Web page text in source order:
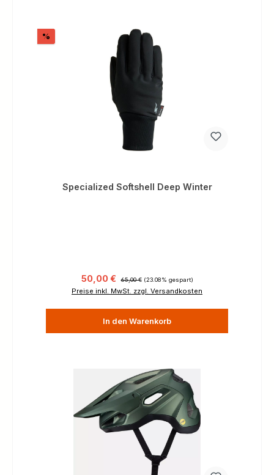
%
Specialized Softshell Deep Winter
Verkaufspreis:
50,00 € Regulärer Preis:
65,00 € (23.08% gespart)
Preise inkl. MwSt. zzgl. Versandkosten
In den Warenkorb